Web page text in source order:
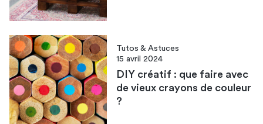
Tutos & Astuces
15 avril 2024
DIY créatif : que faire avec
de vieux crayons de couleur
?